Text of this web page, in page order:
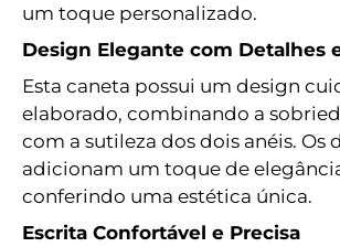
um toque personalizado.
Design Elegante com Detalhes
Esta caneta possui um design
elaborado, combinando a
com a sutileza dos dois anéis. Os
adicionam um toque de
conferindo uma estética única.
Escrita Confortável e Precisa